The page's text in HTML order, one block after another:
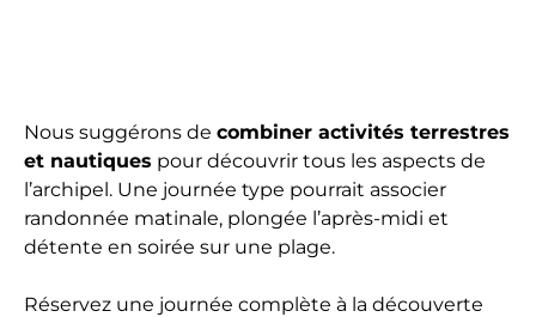
Nous suggérons de combiner activités terrestres
et nautiques pour découvrir tous les aspects de
l’archipel. Une journée type pourrait associer
randonnée matinale, plongée l’après-midi et
détente en soirée sur une plage.
Réservez une journée complète à la découverte